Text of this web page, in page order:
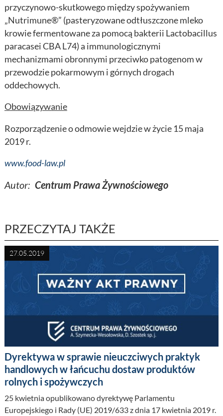
przyczynowo-skutkowego między spożywaniem
„Nutrimune®” (pasteryzowane odtłuszczone mleko
krowie fermentowane za pomocą bakterii Lactobacillus
paracasei CBA L74) a immunologicznymi
mechanizmami obronnymi przeciwko patogenom w
przewodzie pokarmowym i górnych drogach
oddechowych.
Obowiązywanie
Rozporządzenie o odmowie wejdzie w życie 15 maja
2019 r.
www.food-law.pl
Autor: Centrum Prawa Żywnościowego
PRZECZYTAJ TAKŻE
27.05.2019
Dyrektywa w sprawie nieuczciwych praktyk
handlowych w łańcuchu dostaw produktów
rolnych i spożywczych
25 kwietnia opublikowano dyrektywę Parlamentu
Europejskiego i Rady (UE) 2019/633 z dnia 17 kwietnia 2019 r.